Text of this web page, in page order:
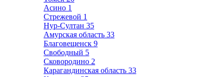
Асино 1
Стрежевой 1
Нур-Султан 35
Амурская область 33
Благовещенск 9
Свободный 5
Сковородино 2
Карагандинская область 33